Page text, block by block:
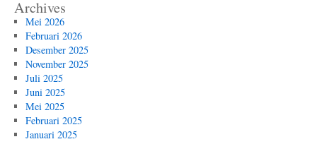
Archives
Mei 2026
Februari 2026
Desember 2025
November 2025
Juli 2025
Juni 2025
Mei 2025
Februari 2025
Januari 2025